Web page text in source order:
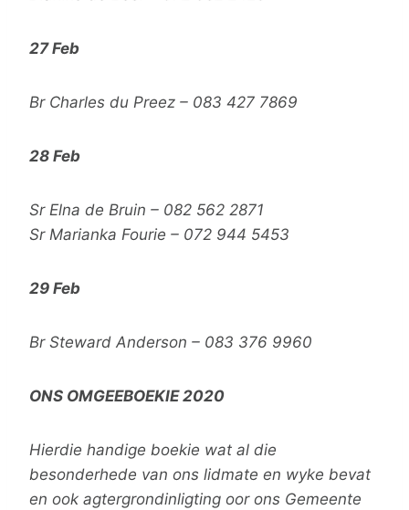
27 Feb
Br Charles du Preez – 083 427 7869
28 Feb
Sr Elna de Bruin – 082 562 2871
Sr Marianka Fourie – 072 944 5453
29 Feb
Br Steward Anderson – 083 376 9960
ONS OMGEEBOEKIE 2020
Hierdie handige boekie wat al die
besonderhede van ons lidmate en wyke bevat
en ook agtergrondinligting oor ons Gemeente